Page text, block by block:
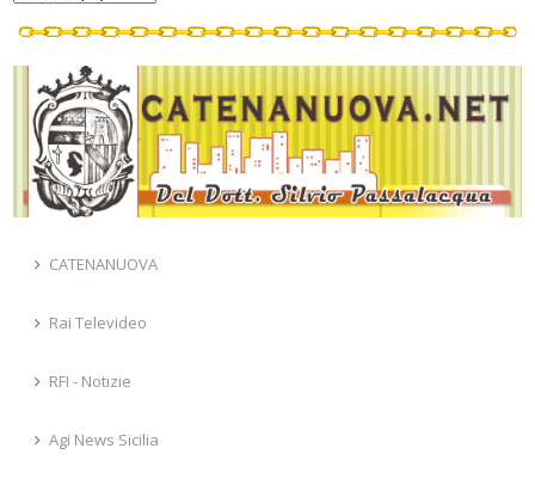
CATENANUOVA
Rai Televideo
RFI - Notizie
Agi News Sicilia